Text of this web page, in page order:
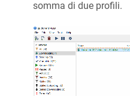
somma di due profili.